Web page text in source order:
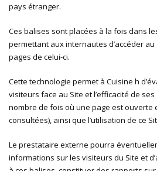
pays étranger.
Ces balises sont placées à la fois dans
permettant aux internautes d’accéder
pages de celui-ci.
Cette technologie permet à Cuisine h
visiteurs face au Site et l’efficacité de
nombre de fois où une page est ouverte
consultées), ainsi que l’utilisation de ce
Le prestataire externe pourra
informations sur les visiteurs du Site et